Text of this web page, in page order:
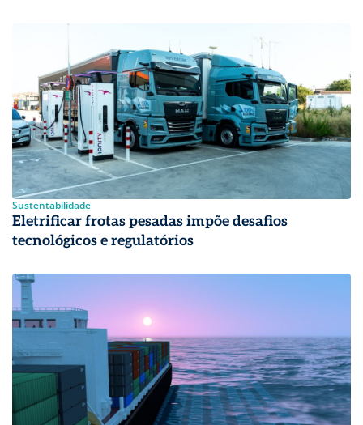
Sustentabilidade
Eletrificar frotas pesadas impõe desafios
tecnológicos e regulatórios